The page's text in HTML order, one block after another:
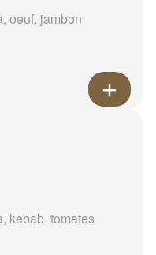
oeuf, jambon
kebab, tomates